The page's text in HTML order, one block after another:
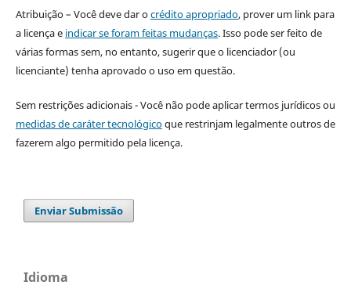
Atribuição – Você deve dar ocrédito apropriado, prover um link para
a licença e indicar se foram feitas mudanças. Isso pode ser feito de
várias formas sem, no entanto, sugerir que o licenciador (ou
licenciante) tenha aprovado o uso em questão.
Sem restrições adicionais - Você não pode aplicar termos jurídicos ou
medidas de caráter tecnológicoque restrinjam legalmente outros de
fazerem algo permitido pela licença.
Enviar Submissão
Idioma